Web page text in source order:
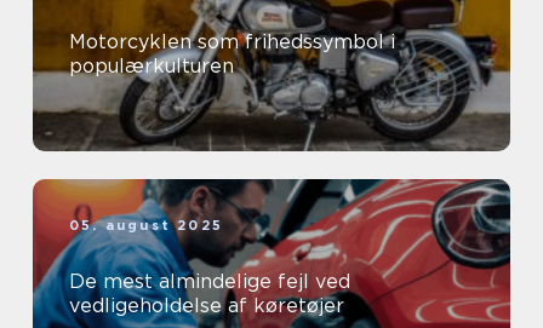
Motorcyklen som frihedssymbol i
populærkulturen
05. august 2025
De mest almindelige fejl ved
vedligeholdelse af køretøjer